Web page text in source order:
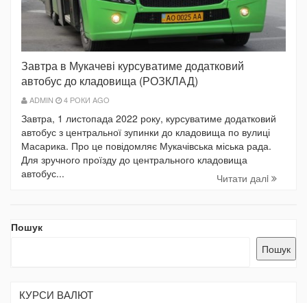
Завтра в Мукачеві курсуватиме додатковий
автобус до кладовища (РОЗКЛАД)
ADMIN 4 РОКИ AGO
Завтра, 1 листопада 2022 року, курсуватиме додатковий
автобус з центральної зупинки до кладовища по вулиці
Масарика. Про це повідомляє Мукачівська міська рада.
Для зручного проїзду до центрального кладовища
автобус...
Читати далi
Пошук
Пошук
КУРСИ ВАЛЮТ